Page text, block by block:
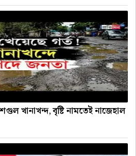
খানাখন্দ, বৃষ্টি নামতেই নাজেহাল